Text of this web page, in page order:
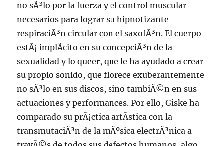
no sÃ³lo por la fuerza y el control muscular
necesarios para lograr su hipnotizante
respiraciÃ³n circular con el saxofÃ³n. El cuerpo
estÃ¡ implÃ­cito en su concepciÃ³n de la
sexualidad y lo queer, que le ha ayudado a crear
su propio sonido, que florece exuberantemente
no sÃ³lo en sus discos, sino tambiÃ©n en sus
actuaciones y performances. Por ello, Giske ha
comparado su prÃ¡ctica artÃ­stica con la
transmutaciÃ³n de la mÃºsica electrÃ³nica a